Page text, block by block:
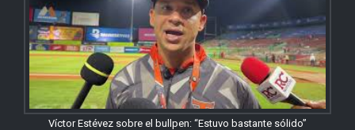
Víctor Estévez sobre el bullpen: “Estuvo bastante sólido”